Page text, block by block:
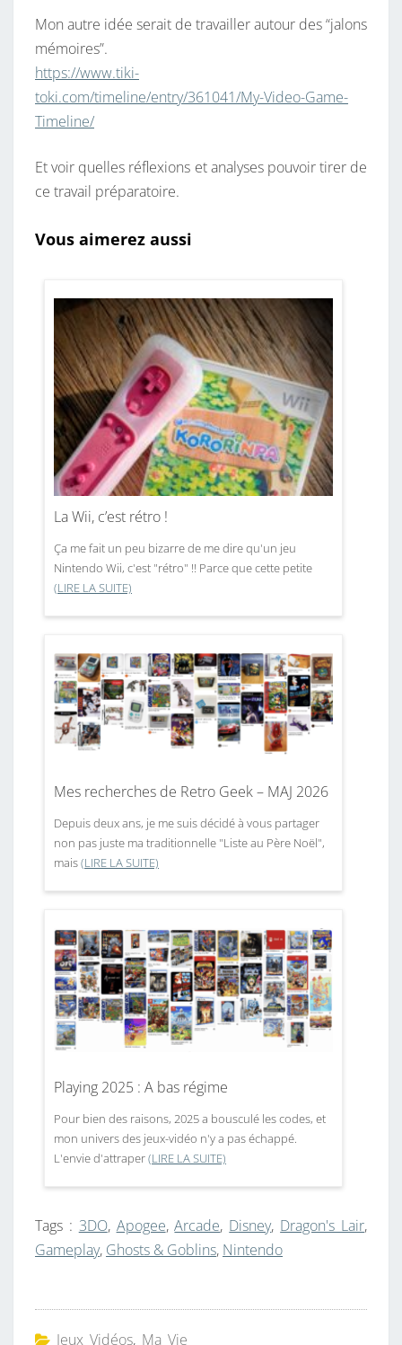
Mon autre idée serait de travailler autour des “jalons
mémoires”.
https://www.tiki-
toki.com/timeline/entry/361041/My-Video-Game-
Timeline/
Et voir quelles réflexions et analyses pouvoir tirer de
ce travail préparatoire.
Vous aimerez aussi
La Wii, c’est rétro !
Ça me fait un peu bizarre de me dire qu'un jeu
Nintendo Wii, c'est "rétro" !! Parce que cette petite
(LIRE LA SUITE)
Mes recherches de Retro Geek – MAJ 2026
Depuis deux ans, je me suis décidé à vous partager
non pas juste ma traditionnelle "Liste au Père Noël",
mais(LIRE LA SUITE)
Playing 2025 : A bas régime
Pour bien des raisons, 2025 a bousculé les codes, et
mon univers des jeux-vidéo n'y a pas échappé.
L'envie d'attraper(LIRE LA SUITE)
Tags : 3DO, Apogee,Arcade, Disney, Dragon's Lair,
Gameplay, Ghosts & Goblins, Nintendo
Jeux Vidéos, Ma Vie